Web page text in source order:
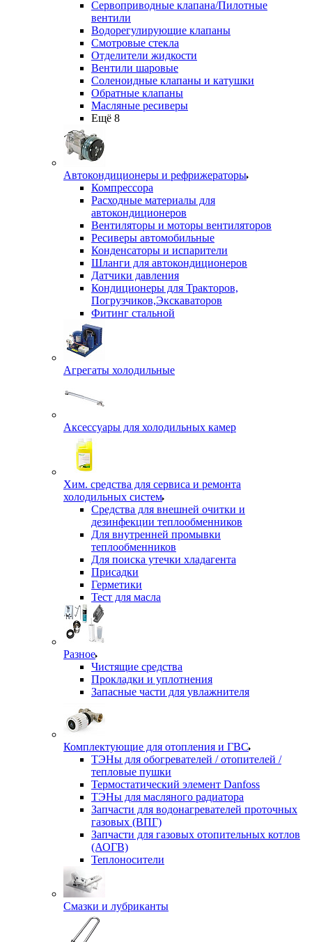
Сервоприводные клапана/Пилотные
вентили
Водорегулирующие клапаны
Смотровые стекла
Отделители жидкости
Вентили шаровые
Соленоидные клапаны и катушки
Обратные клапаны
Масляные ресиверы
Ещё 8
Автокондиционеры и рефрижераторы
Компрессора
Расходные материалы для
автокондиционеров
Вентиляторы и моторы вентиляторов
Ресиверы автомобильные
Конденсаторы и испарители
Шланги для автокондиционеров
Датчики давления
Кондиционеры для Тракторов,
Погрузчиков,Экскаваторов
Фитинг стальной
Агрегаты холодильные
Аксессуары для холодильных камер
Хим. средства для сервиса и ремонта
холодильных систем
Средства для внешней очитки и
дезинфекции теплообменников
Для внутренней промывки
теплообменников
Для поиска утечки хладагента
Присадки
Герметики
Тест для масла
Разное
Чистящие средства
Прокладки и уплотнения
Запасные части для увлажнителя
Комплектующие для отопления и ГВС
ТЭНы для обогревателей / отопителей /
тепловые пушки
Термостатический элемент Danfoss
ТЭНы для масляного радиатора
Запчасти для водонагревателей проточных
газовых (ВПГ)
Запчасти для газовых отопительных котлов
(АОГВ)
Теплоносители
Смазки и лубриканты